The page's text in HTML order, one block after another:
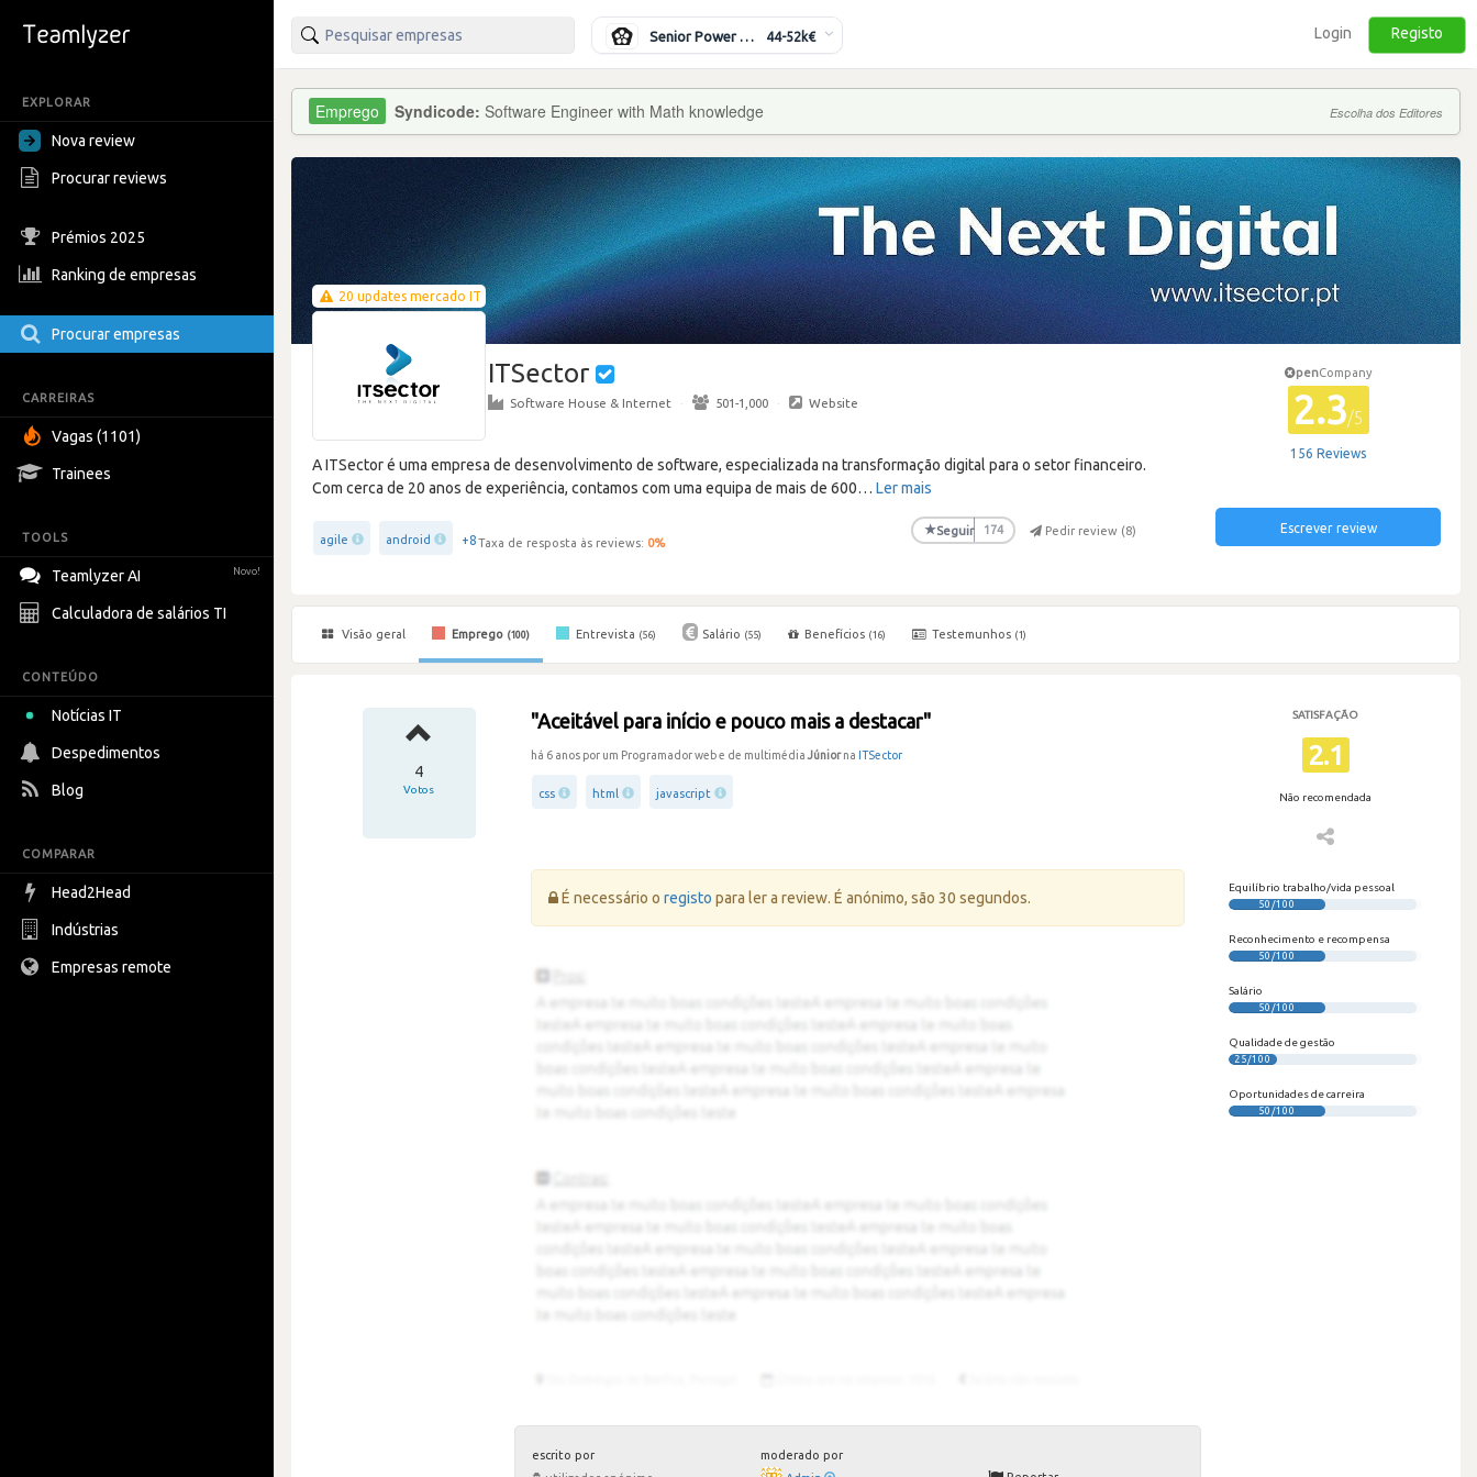
EXPLORAR
Nova review
Procurar reviews
Prémios 2025
Ranking de empresas
Procurar empresas
CARREIRAS
Vagas (1101)
Trainees
TOOLS
Teamlyzer AI Novo!
Calculadora de salários TI
CONTEÚDO
Notícias IT
Despedimentos
Blog
COMPARAR
Head2Head
Indústrias
Empresas remote
Senior Power Systems Engineer 44-52k€ Login Registo
Syndicode: Software Engineer with Math knowledge Escolha dos Editores
20 updates mercado IT
ITSector
Software House & Internet · 501-1,000 · Website
A ITSector é uma empresa de desenvolvimento de software, especializada na transformação digital para o setor financeiro.
Com cerca de 20 anos de experiência, contamos com uma equipa de mais de 600… Ler mais
agile android +8Taxa de resposta às reviews: 0%
★Seguir 174 Pedir review (8)
penCompany
2.3/5
156 Reviews
Escrever review
Visão geral Emprego (100) Entrevista (56) Salário (55) Benefícios (16) Testemunhos (1)
4
Votos
"Aceitável para início e pouco mais a destacar"
há 6 anos por um Programador web e de multimédiaJúniorna ITSector
css html javascript
SATISFAÇÃO
2.1
Não recomendada
Erro:
É necessário oregisto para ler a review. É anónimo, são 30 segundos.
Equilíbrio trabalho/vida pessoal
50/100
Reconhecimento e recompensa
50/100
Salário
50/100
Qualidade de gestão
25/100
Oportunidades de carreira
50/100
escrito por
moderado por